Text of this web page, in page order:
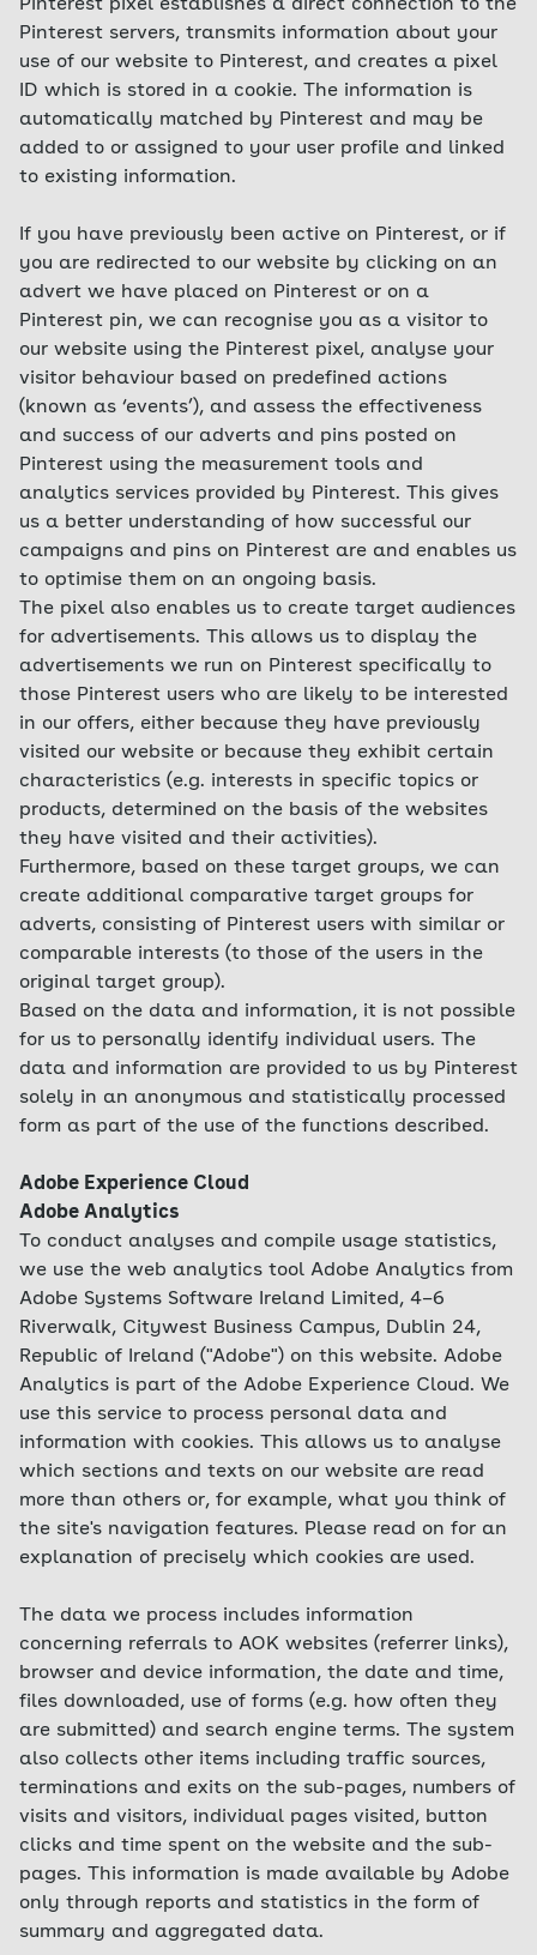
Pinterest pixel establishes a direct connection to the
Pinterest servers, transmits information about your
use of our website to Pinterest, and creates a pixel
ID which is stored in a cookie. The information is
automatically matched by Pinterest and may be
added to or assigned to your user profile and linked
to existing information.
If you have previously been active on Pinterest, or if
you are redirected to our website by clicking on an
advert we have placed on Pinterest or on a
Pinterest pin, we can recognise you as a visitor to
our website using the Pinterest pixel, analyse your
visitor behaviour based on predefined actions
(known as ‘events’), and assess the effectiveness
and success of our adverts and pins posted on
Pinterest using the measurement tools and
analytics services provided by Pinterest. This gives
us a better understanding of how successful our
campaigns and pins on Pinterest are and enables us
to optimise them on an ongoing basis.
The pixel also enables us to create target audiences
for advertisements. This allows us to display the
advertisements we run on Pinterest specifically to
those Pinterest users who are likely to be interested
in our offers, either because they have previously
visited our website or because they exhibit certain
characteristics (e.g. interests in specific topics or
products, determined on the basis of the websites
they have visited and their activities).
Furthermore, based on these target groups, we can
create additional comparative target groups for
adverts, consisting of Pinterest users with similar or
comparable interests (to those of the users in the
original target group).
Based on the data and information, it is not possible
for us to personally identify individual users. The
data and information are provided to us by Pinterest
solely in an anonymous and statistically processed
form as part of the use of the functions described.
Adobe Experience Cloud
Adobe Analytics
To conduct analyses and compile usage statistics,
we use the web analytics tool Adobe Analytics from
Adobe Systems Software Ireland Limited, 4–6
Riverwalk, Citywest Business Campus, Dublin 24,
Republic of Ireland ("Adobe") on this website. Adobe
Analytics is part of the Adobe Experience Cloud. We
use this service to process personal data and
information with cookies. This allows us to analyse
which sections and texts on our website are read
more than others or, for example, what you think of
the site's navigation features. Please read on for an
explanation of precisely which cookies are used.
The data we process includes information
concerning referrals to AOK websites (referrer links),
browser and device information, the date and time,
files downloaded, use of forms (e.g. how often they
are submitted) and search engine terms. The system
also collects other items including traffic sources,
terminations and exits on the sub-pages, numbers of
visits and visitors, individual pages visited, button
clicks and time spent on the website and the sub-
pages. This information is made available by Adobe
only through reports and statistics in the form of
summary and aggregated data.